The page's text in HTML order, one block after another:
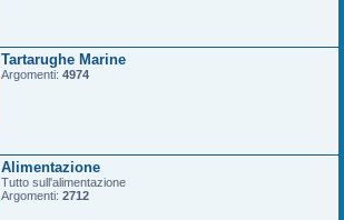
Tartarughe Marine
Argomenti: 4974
Alimentazione
Tutto sull'alimentazione
Argomenti: 2712